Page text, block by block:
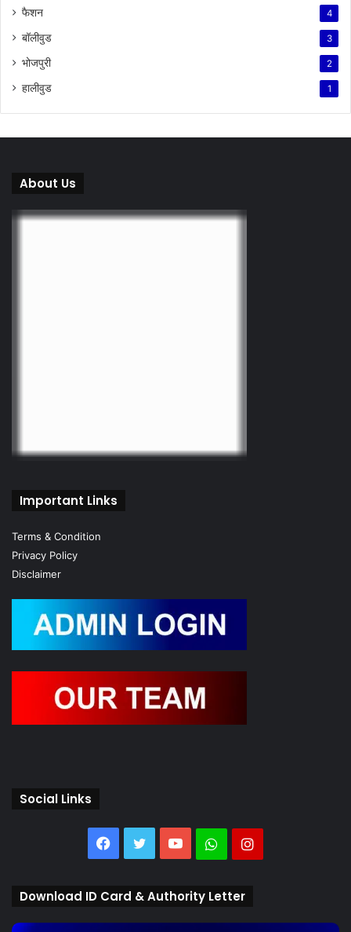
फैशन 4
बॉलीवुड 3
भोजपुरी 2
हालीवुड 1
About Us
Important Links
Terms & Condition
Privacy Policy
Disclaimer
Social Links
Facebook
TwitterYouTubeWhatsappInstagram
Download ID Card & Authority Letter